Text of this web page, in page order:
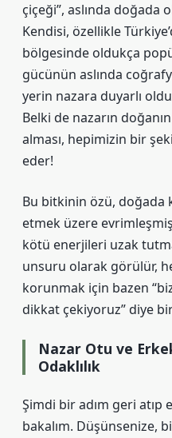
çiçeği”, aslında doğada
Kendisi, özellikle
bölgesinde oldukça
gücünün aslında
yerin nazara duyarlı
Belki de nazarın
alması, hepimizin bir
eder!
Bu bitkinin özü, doğada
etmek üzere
kötü enerjileri uzak
unsuru olarak görülür,
korunmak için bazen
dikkat çekiyoruz” diye
Nazar Otu ve
Odaklılık
Şimdi bir adım geri atıp
bakalım. Düşünsenize,